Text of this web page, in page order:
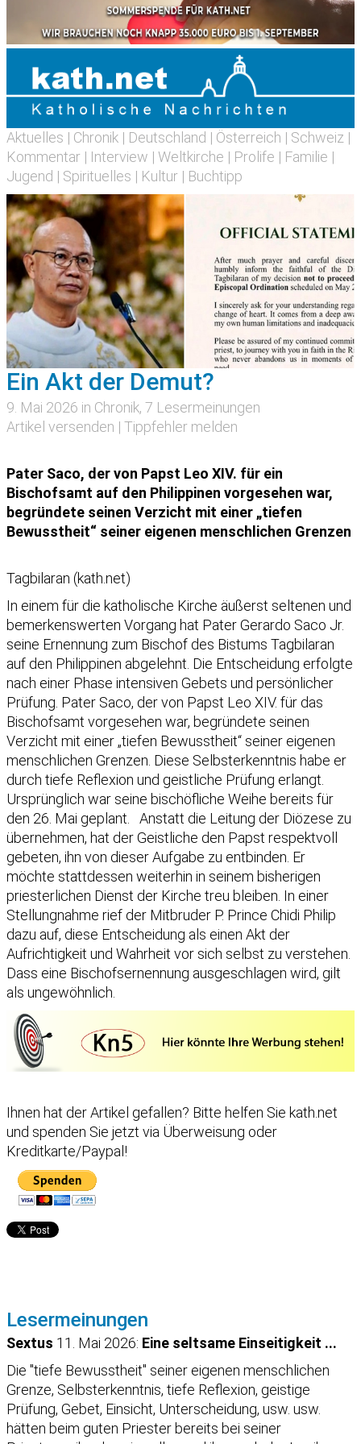
Aktuelles | Chronik | Deutschland | Österreich | Schweiz |
Kommentar | Interview | Weltkirche | Prolife | Familie |
Jugend | Spirituelles | Kultur | Buchtipp
Ein Akt der Demut?
9. Mai 2026 in Chronik, 7 Lesermeinungen
Artikel versenden | Tippfehler melden
Pater Saco, der von Papst Leo XIV. für ein
Bischofsamt auf den Philippinen vorgesehen war,
begründete seinen Verzicht mit einer „tiefen
Bewusstheit“ seiner eigenen menschlichen Grenzen
Tagbilaran (kath.net)
In einem für die katholische Kirche äußerst seltenen und
bemerkenswerten Vorgang hat Pater Gerardo Saco Jr.
seine Ernennung zum Bischof des Bistums Tagbilaran
auf den Philippinen abgelehnt. Die Entscheidung erfolgte
nach einer Phase intensiven Gebets und persönlicher
Prüfung. Pater Saco, der von Papst Leo XIV. für das
Bischofsamt vorgesehen war, begründete seinen
Verzicht mit einer „tiefen Bewusstheit“ seiner eigenen
menschlichen Grenzen. Diese Selbsterkenntnis habe er
durch tiefe Reflexion und geistliche Prüfung erlangt.
Ursprünglich war seine bischöfliche Weihe bereits für
den 26. Mai geplant. Anstatt die Leitung der Diözese zu
übernehmen, hat der Geistliche den Papst respektvoll
gebeten, ihn von dieser Aufgabe zu entbinden. Er
möchte stattdessen weiterhin in seinem bisherigen
priesterlichen Dienst der Kirche treu bleiben. In einer
Stellungnahme rief der Mitbruder P. Prince Chidi Philip
dazu auf, diese Entscheidung als einen Akt der
Aufrichtigkeit und Wahrheit vor sich selbst zu verstehen.
Dass eine Bischofsernennung ausgeschlagen wird, gilt
als ungewöhnlich.
Ihnen hat der Artikel gefallen? Bitte helfen Sie kath.net
und spenden Sie jetzt via Überweisung oder
Kreditkarte/Paypal!
Lesermeinungen
Sextus 11. Mai 2026: Eine seltsame Einseitigkeit ...
Die "tiefe Bewusstheit" seiner eigenen menschlichen
Grenze, Selbsterkenntnis, tiefe Reflexion, geistige
Prüfung, Gebet, Einsicht, Unterscheidung, usw. usw.
hätten beim guten Priester bereits bei seiner